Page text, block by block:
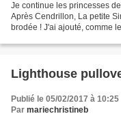
Je continue les princesses
Après Cendrillon, La petite
brodée ! J'ai ajouté, comme
Lighthouse
Publié le 05/02/2017 à 10:25
Par mariechristineb